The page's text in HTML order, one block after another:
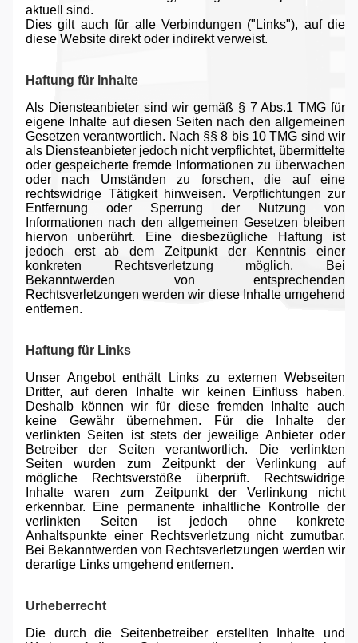
aktuell sind.
Dies gilt auch für alle Verbindungen ("Links"), auf die
diese Website direkt oder indirekt verweist.
Haftung für Inhalte
Als Diensteanbieter sind wir gemäß § 7 Abs.1 TMG für
eigene Inhalte auf diesen Seiten nach den allgemeinen
Gesetzen verantwortlich. Nach §§ 8 bis 10 TMG sind wir
als Diensteanbieter jedoch nicht verpflichtet, übermittelte
oder gespeicherte fremde Informationen zu überwachen
oder nach Umständen zu forschen, die auf eine
rechtswidrige Tätigkeit hinweisen. Verpflichtungen zur
Entfernung oder Sperrung der Nutzung von
Informationen nach den allgemeinen Gesetzen bleiben
hiervon unberührt. Eine diesbezügliche Haftung ist
jedoch erst ab dem Zeitpunkt der Kenntnis einer
konkreten Rechtsverletzung möglich. Bei
Bekanntwerden von entsprechenden
Rechtsverletzungen werden wir diese Inhalte umgehend
entfernen.
Haftung für Links
Unser Angebot enthält Links zu externen Webseiten
Dritter, auf deren Inhalte wir keinen Einfluss haben.
Deshalb können wir für diese fremden Inhalte auch
keine Gewähr übernehmen. Für die Inhalte der
verlinkten Seiten ist stets der jeweilige Anbieter oder
Betreiber der Seiten verantwortlich. Die verlinkten
Seiten wurden zum Zeitpunkt der Verlinkung auf
mögliche Rechtsverstöße überprüft. Rechtswidrige
Inhalte waren zum Zeitpunkt der Verlinkung nicht
erkennbar. Eine permanente inhaltliche Kontrolle der
verlinkten Seiten ist jedoch ohne konkrete
Anhaltspunkte einer Rechtsverletzung nicht zumutbar.
Bei Bekanntwerden von Rechtsverletzungen werden wir
derartige Links umgehend entfernen.
Urheberrecht
Die durch die Seitenbetreiber erstellten Inhalte und